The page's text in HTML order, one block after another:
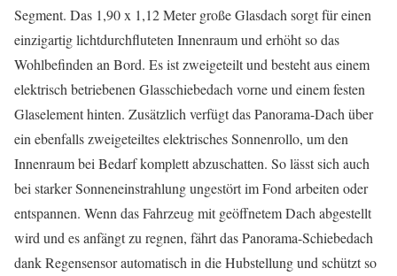
Segment. Das 1,90 x 1,12 Meter große Glasdach sorgt für einen
einzigartig lichtdurchfluteten Innenraum und erhöht so das
Wohlbefinden an Bord. Es ist zweigeteilt und besteht aus einem
elektrisch betriebenen Glasschiebedach vorne und einem festen
Glaselement hinten. Zusätzlich verfügt das Panorama-Dach über
ein ebenfalls zweigeteiltes elektrisches Sonnenrollo, um den
Innenraum bei Bedarf komplett abzuschatten. So lässt sich auch
bei starker Sonneneinstrahlung ungestört im Fond arbeiten oder
entspannen. Wenn das Fahrzeug mit geöffnetem Dach abgestellt
wird und es anfängt zu regnen, fährt das Panorama-Schiebedach
dank Regensensor automatisch in die Hubstellung und schützt so